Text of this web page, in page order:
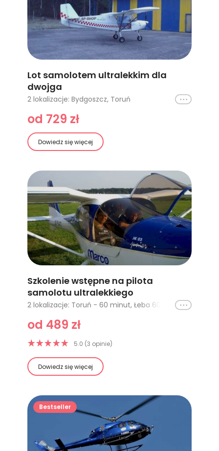
Lot samolotem ultralekkim dla
dwojga
2 lokalizacje: Bydgoszcz, Toruń Ikona
od 729 zł
Dowiedz się więcej
Szkolenie wstępne na pilota
samolotu ultralekkiego
2 lokalizacje: Toruń - 60 minut, Łeba 60 minutIkona
od 489 zł
5.0 (3 opinie)
Dowiedz się więcej
Bestseller